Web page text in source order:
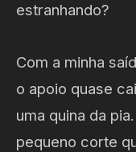
estranhando?
Com a minha
o apoio quase
uma quina da
pequeno corte